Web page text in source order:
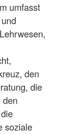
umfasst
den
die
den
soziale